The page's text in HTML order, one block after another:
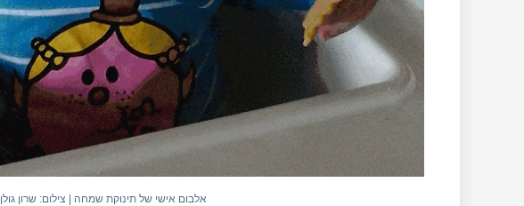
אלבום אישי של תינוקת שמחה | צילום: שרון גולן